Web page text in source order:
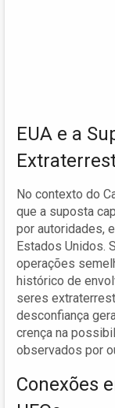
EUA e a
No contexto do
que a suposta
por autoridades,
Estados Unidos.
operações
histórico de
seres
desconfiança
crença na
observados por
Conexões